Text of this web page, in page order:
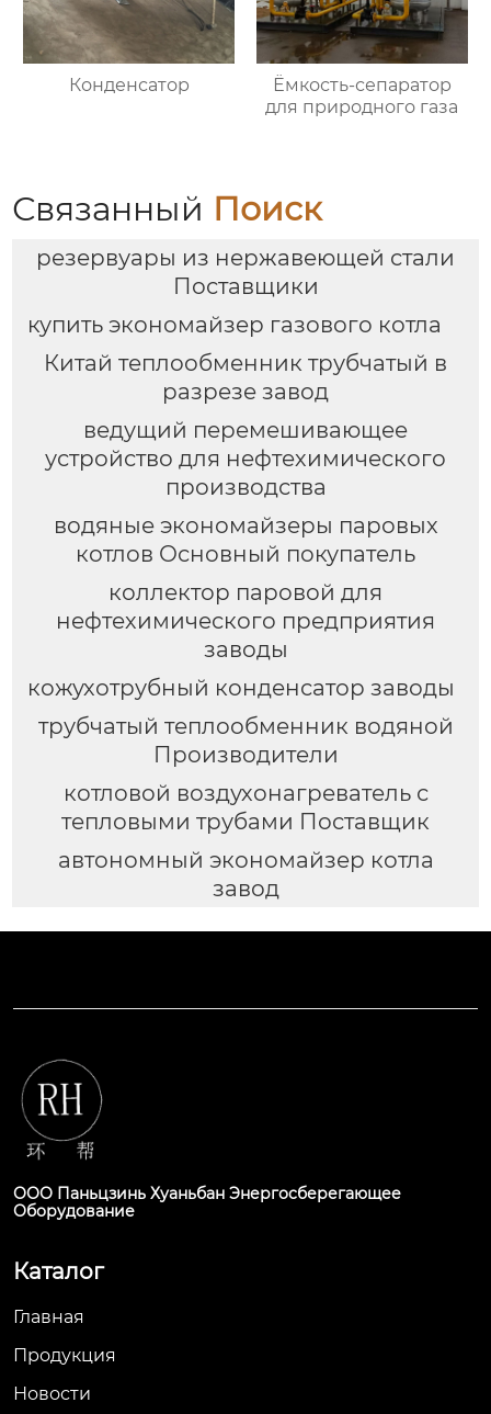
Конденсатор
Ёмкость-сепаратор
для природного газа
Связанный Поиск
резервуары из нержавеющей стали
Поставщики
купить экономайзер газового котла
Китай теплообменник трубчатый в
разрезе завод
ведущий перемешивающее
устройство для нефтехимического
производства
водяные экономайзеры паровых
котлов Основный покупатель
коллектор паровой для
нефтехимического предприятия
заводы
кожухотрубный конденсатор заводы
трубчатый теплообменник водяной
Производители
котловой воздухонагреватель с
тепловыми трубами Поставщик
автономный экономайзер котла
завод
ООО Паньцзинь Хуаньбан Энергосберегающее
Оборудование
Каталог
Главная
Продукция
Новости